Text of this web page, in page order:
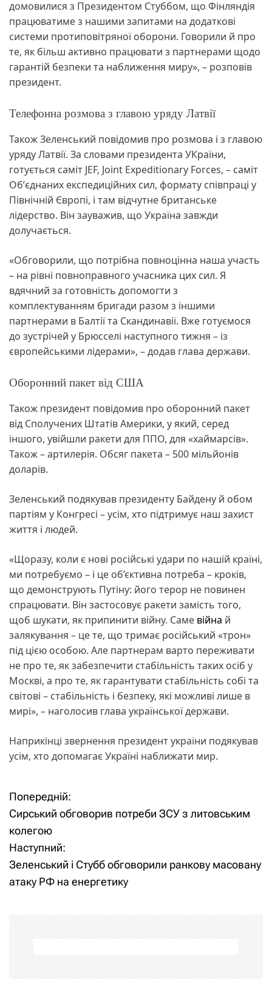
домовилися з Президентом Стуббом, що Фінляндія
працюватиме з нашими запитами на додаткові
системи протиповітряної оборони. Говорили й про
те, як більш активно працювати з партнерами щодо
гарантій безпеки та наближення миру», – розповів
президент.
Телефонна розмова з главою уряду Латвії
Також Зеленський повідомив про розмова і з главою
уряду Латвії. За словами президента УКраїни,
готується саміт JEF, Joint Expeditionary Forces, – саміт
Обʼєднаних експедиційних сил, формату співпраці у
Північній Європі, і там відчутне британське
лідерство. Він зауважив, що Україна завжди
долучається.
«Обговорили, що потрібна повноцінна наша участь
– на рівні повноправного учасника цих сил. Я
вдячний за готовність допомогти з
комплектуванням бригади разом з іншими
партнерами в Балтії та Скандинавії. Вже готуємося
до зустрічей у Брюсселі наступного тижня – із
європейськими лідерами», – додав глава держави.
Оборонний пакет від США
Також президент повідомив про оборонний пакет
від Сполучених Штатів Америки, у який, серед
іншого, увійшли ракети для ППО, для «хаймарсів».
Також – артилерія. Обсяг пакета – 500 мільйонів
доларів.
Зеленський подякував президенту Байдену й обом
партіям у Конгресі – усім, хто підтримує наш захист
життя і людей.
«Щоразу, коли є нові російські удари по нашій країні,
ми потребуємо – і це об’єктивна потреба – кроків,
що демонструють Путіну: його терор не повинен
спрацювати. Він застосовує ракети замість того,
щоб шукати, як припинити війну. Саме війна й
залякування – це те, що тримає російський «трон»
під цією особою. Але партнерам варто переживати
не про те, як забезпечити стабільність таких осіб у
Москві, а про те, як гарантувати стабільність собі та
світові – стабільність і безпеку, які можливі лише в
мирі», – наголосив глава української держави.
Наприкінці звернення президент україни подякував
усім, хто допомагає Україні наближати мир.
Н
а
в
і
а
ц
і
Попередній:
Сирський обговорив потреби ЗСУ з литовським
колегою
Наступний:
Зеленський і Стубб обговорили ранкову масовану
атаку РФ на енергетику